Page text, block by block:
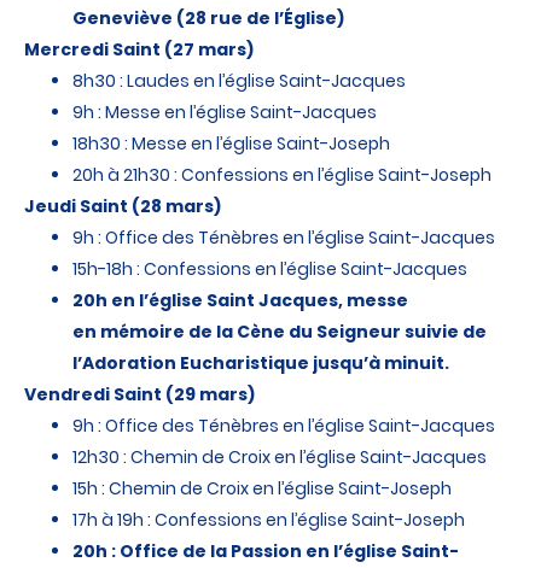
Geneviève (28 rue de l’Église)
Mercredi Saint (27 mars)
8h30 : Laudes en l’église Saint-Jacques
9h : Messe en l’église Saint-Jacques
18h30 : Messe en l’église Saint-Joseph
20h à 21h30 : Confessions en l’église Saint-Joseph
Jeudi Saint (28 mars)
9h : Office des Ténèbres en l’église Saint-Jacques
15h-18h : Confessions en l’église Saint-Jacques
20h en l’église Saint Jacques, messe
en mémoire de la Cène du Seigneur suivie de
l’Adoration Eucharistique jusqu’à minuit.
Vendredi Saint (29 mars)
9h : Office des Ténèbres en l’église Saint-Jacques
12h30 : Chemin de Croix en l’église Saint-Jacques
15h : Chemin de Croix en l’église Saint-Joseph
17h à 19h : Confessions en l’église Saint-Joseph
20h : Office de la Passion en l’église Saint-